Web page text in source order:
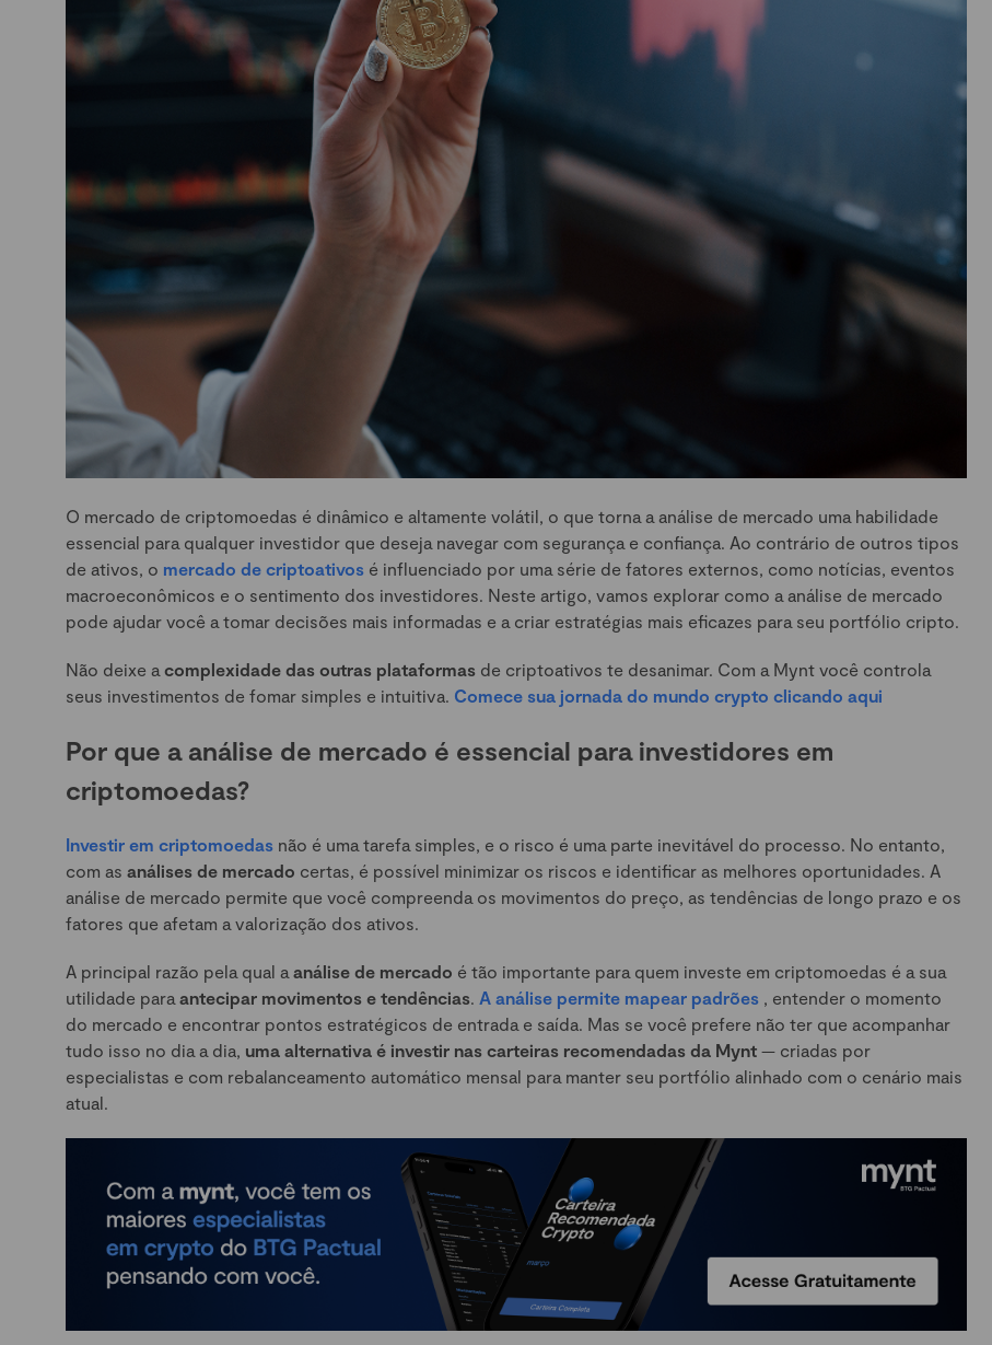
O mercado de criptomoedas é dinâmico e altamente volátil, o que torna a análise de mercado uma habilidade
essencial para qualquer investidor que deseja navegar com segurança e confiança. Ao contrário de outros tipos
de ativos, o mercado de criptoativos é influenciado por uma série de fatores externos, como notícias, eventos
macroeconômicos e o sentimento dos investidores. Neste artigo, vamos explorar como a análise de mercado
pode ajudar você a tomar decisões mais informadas e a criar estratégias mais eficazes para seu portfólio cripto.
Não deixe a complexidade das outras plataformas de criptoativos te desanimar. Com a Mynt você controla
seus investimentos de fomar simples e intuitiva. Comece sua jornada do mundo crypto clicando aqui
Por que a análise de mercado é essencial para investidores em
criptomoedas?
Investir em criptomoedas não é uma tarefa simples, e o risco é uma parte inevitável do processo. No entanto,
com as análises de mercado certas, é possível minimizar os riscos e identificar as melhores oportunidades. A
análise de mercado permite que você compreenda os movimentos do preço, as tendências de longo prazo e os
fatores que afetam a valorização dos ativos.
A principal razão pela qual a análise de mercado é tão importante para quem investe em criptomoedas é a sua
utilidade para antecipar movimentos e tendências. A análise permite mapear padrões , entender o momento
do mercado e encontrar pontos estratégicos de entrada e saída. Mas se você prefere não ter que acompanhar
tudo isso no dia a dia, uma alternativa é investir nas carteiras recomendadas da Mynt — criadas por
especialistas e com rebalanceamento automático mensal para manter seu portfólio alinhado com o cenário mais
atual.